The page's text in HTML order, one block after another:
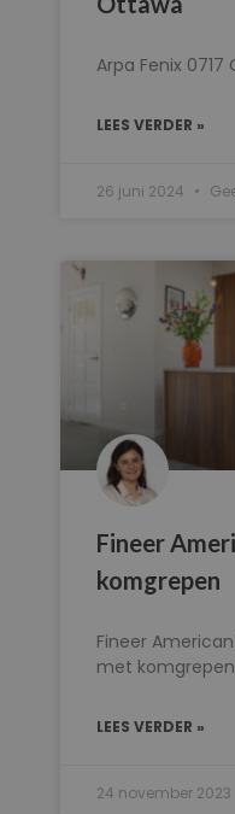
Arpa Fenix
LEES VERDER »
26 juni 2024
Fineer
komgrepen
Fineer
met komgrepen
LEES VERDER »
24 november 2023